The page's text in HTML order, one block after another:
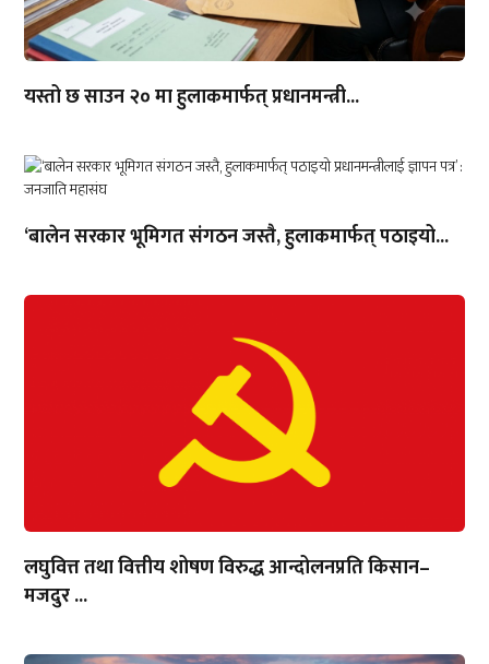
यस्तो छ साउन २० मा हुलाकमार्फत् प्रधानमन्त्री...
‘बालेन सरकार भूमिगत संगठन जस्तै, हुलाकमार्फत् पठाइयो...
लघुवित्त तथा वित्तीय शोषण विरुद्ध आन्दोलनप्रति किसान–
मजदुर ...